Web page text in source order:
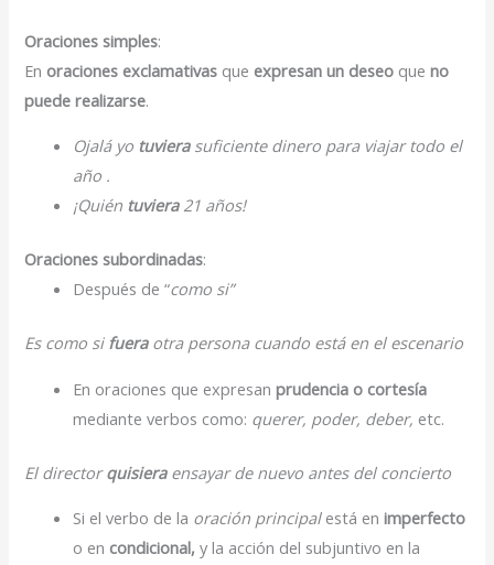
Oraciones simples:
En oraciones exclamativas que expresan un deseo queno
puede realizarse.
Ojalá yo tuvierasuficiente dinero para viajar todo el
año .
¡Quién tuviera21 años!
Oraciones subordinadas:
Después de “como si”
Es como sifueraotra persona cuando está en el escenario
En oraciones que expresanprudencia o cortesía
mediante verbos como: querer, poder, deber, etc.
El directorquisieraensayar de nuevo antes del concierto
Si el verbo de la oración principalestá enimperfecto
o en condicional,y la acción del subjuntivo en la